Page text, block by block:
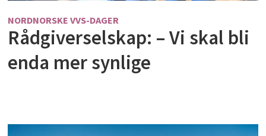
NORDNORSKE VVS-DAGER
Rådgiverselskap: – Vi skal bli
enda mer synlige